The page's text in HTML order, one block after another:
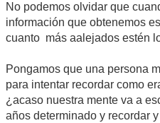
No podemos olvidar que
información que obtenemos
cuanto más aalejados estén
Pongamos que una persona
para intentar recordar como
¿acaso nuestra mente va a
años determinado y recordar